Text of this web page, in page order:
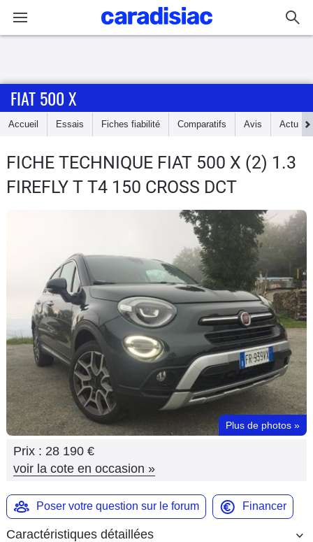
Accueil
Essais
Utilitaires
Flottes
Auto
Services
Forum
Moto
Marques
FIAT 500 X
Accueil Essais Fiches fiabilité Comparatifs Avis Actu
FICHE TECHNIQUE FIAT 500 X (2) 1.3
FIREFLY T T4 150 CROSS DCT
Plus de photos »
Prix : 28 190 €
voir la cote en occasion »
Poser votre question sur le forum Financer
Caractéristiques détaillées